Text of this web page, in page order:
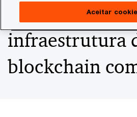
passa a
infraestrutura
blockchain
Aceitar